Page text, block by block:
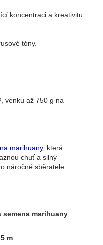
koncentraci a kreativitu.
tóny.
venku až 750 g na
marihuany, která
chuť a silný
náročné sběratele
semena marihuany
m